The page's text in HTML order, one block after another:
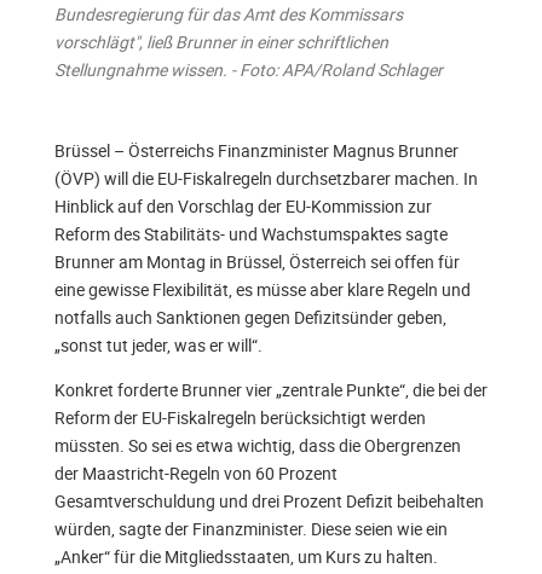
Bundesregierung für das Amt des Kommissars
vorschlägt", ließ Brunner in einer schriftlichen
Stellungnahme wissen. - Foto: APA/Roland Schlager
Brüssel – Österreichs Finanzminister Magnus Brunner
(ÖVP) will die EU-Fiskalregeln durchsetzbarer machen. In
Hinblick auf den Vorschlag der EU-Kommission zur
Reform des Stabilitäts- und Wachstumspaktes sagte
Brunner am Montag in Brüssel, Österreich sei offen für
eine gewisse Flexibilität, es müsse aber klare Regeln und
notfalls auch Sanktionen gegen Defizitsünder geben,
„sonst tut jeder, was er will“.
Konkret forderte Brunner vier „zentrale Punkte“, die bei der
Reform der EU-Fiskalregeln berücksichtigt werden
müssten. So sei es etwa wichtig, dass die Obergrenzen
der Maastricht-Regeln von 60 Prozent
Gesamtverschuldung und drei Prozent Defizit beibehalten
würden, sagte der Finanzminister. Diese seien wie ein
„Anker“ für die Mitgliedsstaaten, um Kurs zu halten.